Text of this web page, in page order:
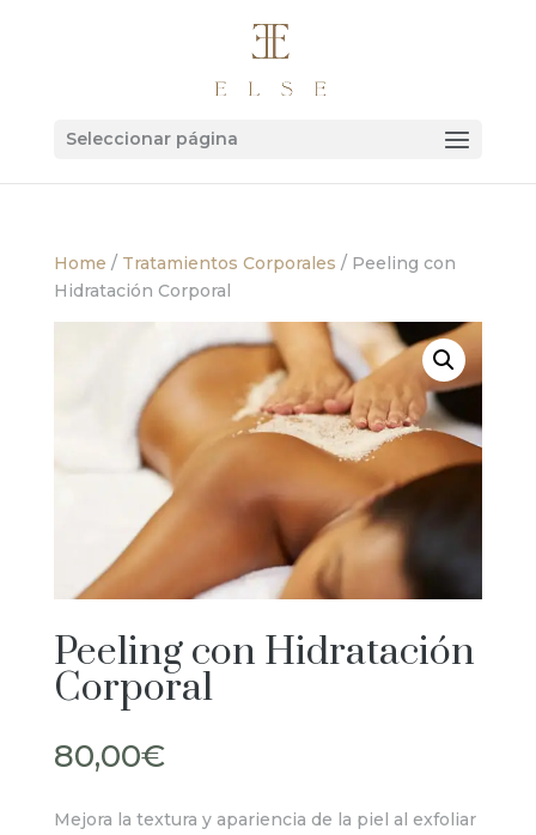
Seleccionar página
Home / Tratamientos Corporales / Peeling con
Hidratación Corporal
Peeling con Hidratación
Corporal
80,00€
Mejora la textura y apariencia de la piel al exfoliar